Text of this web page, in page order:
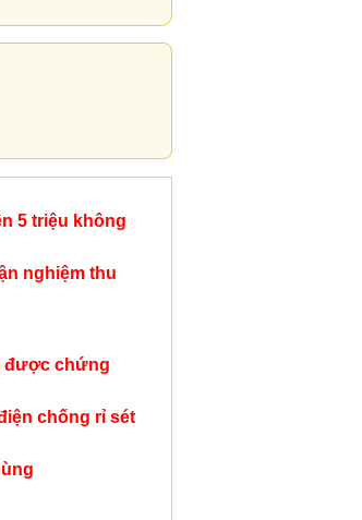
2
Bàn làm việc cụm 4
5 triệu không
nghiệm thu
được chứng
chống rỉ sét